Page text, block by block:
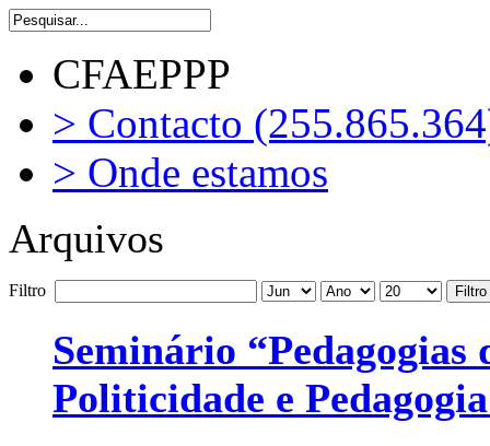
CFAEPPP
> Contacto
> Onde estamos
Arquivos
Filtro Filtro
Seminário
Politicidade e